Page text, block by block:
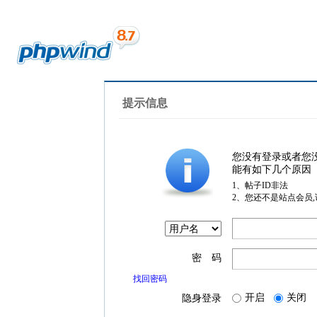
提示信息
您没有登录或者您
能有如下几个原因
1、帖子ID非法
2、您还不是站点会员
密 码
找回密码
隐身登录 开启 关闭